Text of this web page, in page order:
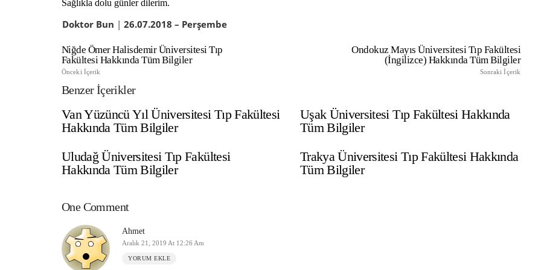
Sağlıkla dolu günler dilerim.
Doktor Bun | 26.07.2018 – Perşembe
Niğde Ömer Halisdemir Üniversitesi Tıp
Fakültesi Hakkında Tüm Bilgiler
Önceki İçerik
Ondokuz Mayıs Üniversitesi Tıp Fakültesi
(İngilizce) Hakkında Tüm Bilgiler
Sonraki İçerik
Benzer İçerikler
Van Yüzüncü Yıl Üniversitesi Tıp Fakültesi
Hakkında Tüm Bilgiler
Uşak Üniversitesi Tıp Fakültesi Hakkında
Tüm Bilgiler
Uludağ Üniversitesi Tıp Fakültesi
Hakkında Tüm Bilgiler
Trakya Üniversitesi Tıp Fakültesi Hakkında
Tüm Bilgiler
One Comment
Ahmet
Aralık 21, 2019 At 12:26 Am
YORUM EKLE